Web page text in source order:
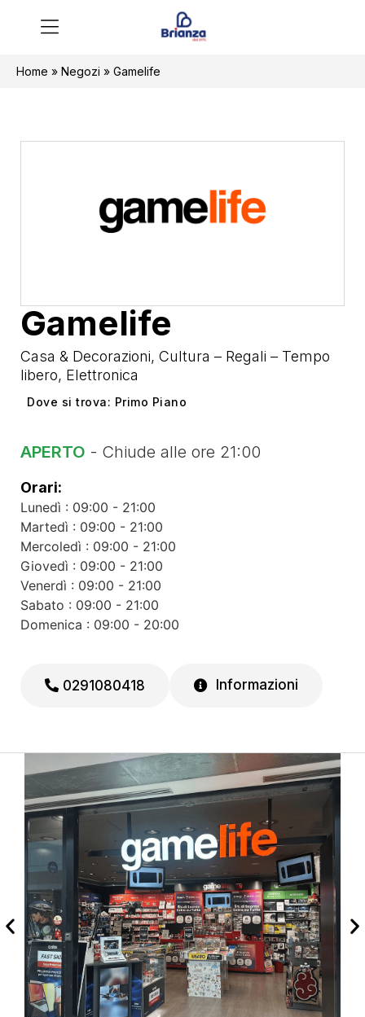
Home » Negozi » Gamelife
Gamelife
Casa & Decorazioni, Cultura – Regali – Tempo
libero, Elettronica
Dove si trova: Primo Piano
APERTO - Chiude alle ore 21:00
Orari:
Lunedì : 09:00 - 21:00
Martedì : 09:00 - 21:00
Mercoledì : 09:00 - 21:00
Giovedì : 09:00 - 21:00
Venerdì : 09:00 - 21:00
Sabato : 09:00 - 21:00
Domenica : 09:00 - 20:00
0291080418 Informazioni